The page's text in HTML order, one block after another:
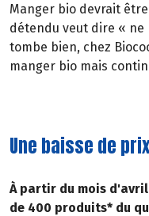
Manger bio devrait
détendu veut dire « ne
tombe bien, chez
manger bio mais
Une baisse de
À partir du mois
de 400 produits* du